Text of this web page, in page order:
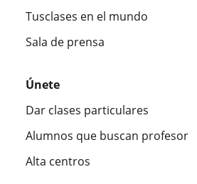
Tusclases en el mundo
Sala de prensa
Únete
Dar clases particulares
Alumnos que buscan profesor
Alta centros